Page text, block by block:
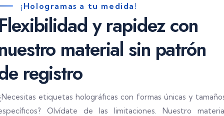
¡Hologramas a tu medida!
y rapidez con
material sin patrón
registro
etiquetas holográficas con formas únicas y
Olvídate de las limitaciones. Nuestro